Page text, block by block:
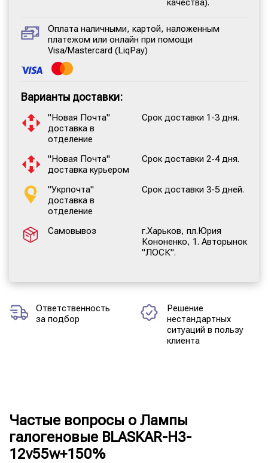
качества).
Оплата наличными, картой, наложенным
платежом или онлайн при помощи
Visa/Mastercard (LiqPay)
Варианты доставки:
"Новая Почта"
доставка в
отделение
Срок доставки 1-3 дня.
"Новая Почта"
доставка курьером
Срок доставки 2-4 дня.
"Укрпочта"
доставка в
отделение
Срок доставки 3-5 дней.
Самовывоз
г.Харьков, пл.Юрия
Кононенко, 1. Авторынок
"ЛОСК".
Ответственность
за подбор
Решение
нестандартных
ситуаций в пользу
клиента
Частые вопросы о Лампы
галогеновые BLASKAR-H3-
12v55w+150%